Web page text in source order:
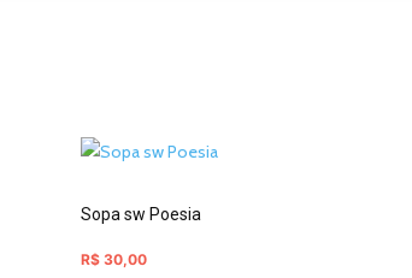
Sopa sw Poesia
R$ 30,00